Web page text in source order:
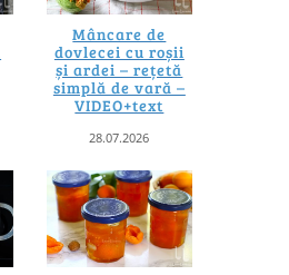
Mâncare de
dovlecei cu roșii
și ardei – rețetă
simplă de vară –
VIDEO+text
28.07.2026